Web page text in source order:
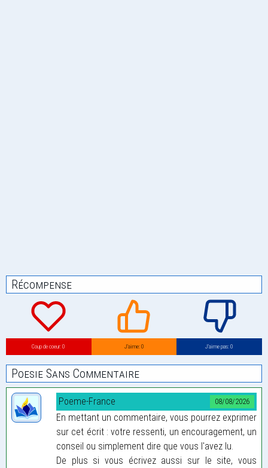
Récompense
Coup de coeur: 0 J’aime: 0 J’aime pas: 0
Poesie Sans Commentaire
08/08/2026
Poeme-France
En mettant un commentaire, vous pourrez exprimer
sur cet écrit : votre ressenti, un encouragement, un
conseil ou simplement dire que vous l'avez lu.
De plus si vous écrivez aussi sur le site, vous